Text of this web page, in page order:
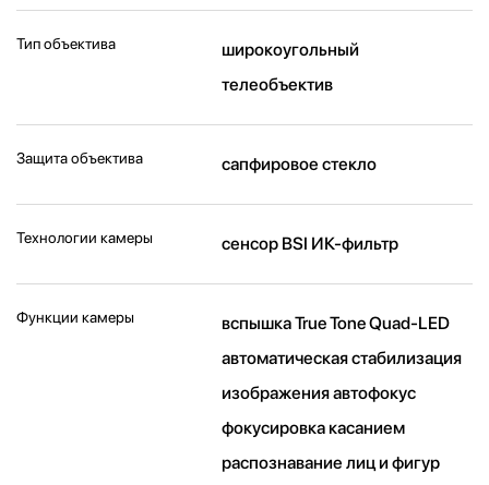
Тип объектива
широкоугольный
телеобъектив
Защита объектива сапфировое стекло
Технологии камеры cенсор BSI ИК-фильтр
Функции камеры
вспышка True Tone Quad-LED
автоматическая стабилизация
изображения автофокус
фокусировка касанием
распознавание лиц и фигур